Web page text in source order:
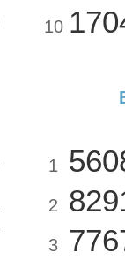
10
1
2
3